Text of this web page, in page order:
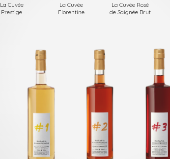
La Cuvée
Prestige
La Cuvée
Florentine
La Cuvée Rosé
de Saignée Brut